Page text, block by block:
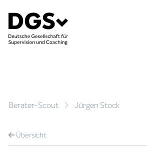
Berater-Scout Jürgen Stock
Übersicht